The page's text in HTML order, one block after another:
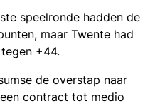
speelronde hadden de
maar Twente had
+44.
de overstap naar
contract tot medio